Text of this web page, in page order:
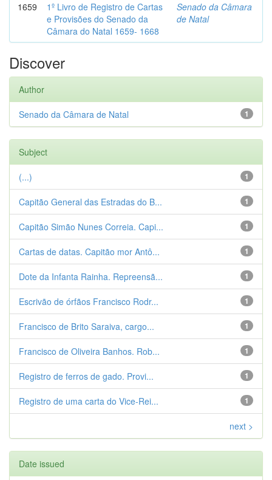
1659
1º Livro de Registro de Cartas
e Provisões do Senado da
Câmara do Natal 1659- 1668
Senado da Câmara
de Natal
Discover
Author
1
Senado da Câmara de Natal
Subject
1
(...)
1
Capitão General das Estradas do B...
1
Capitão Simão Nunes Correia. Capi...
1
Cartas de datas. Capitão mor Antô...
1
Dote da Infanta Rainha. Repreensã...
1
Escrivão de órfãos Francisco Rodr...
1
Francisco de Brito Saraiva, cargo...
1
Francisco de Oliveira Banhos. Rob...
1
Registro de ferros de gado. Provi...
1
Registro de uma carta do Vice-Rei...
next >
Date issued